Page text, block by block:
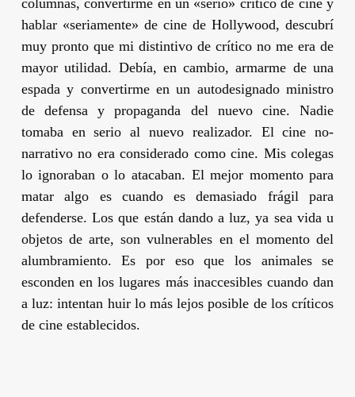
hablar «seriamente» de cine de Hollywood, descubrí
muy pronto que mi distintivo de crítico no me era de
mayor utilidad. Debía, en cambio, armarme de una
espada y convertirme en un autodesignado ministro
de defensa y propaganda del nuevo cine. Nadie
tomaba en serio al nuevo realizador. El cine no-
narrativo no era considerado como cine. Mis colegas
lo ignoraban o lo atacaban. El mejor momento para
matar algo es cuando es demasiado frágil para
defenderse. Los que están dando a luz, ya sea vida u
objetos de arte, son vulnerables en el momento del
alumbramiento. Es por eso que los animales se
esconden en los lugares más inaccesibles cuando dan
a luz: intentan huir lo más lejos posible de los críticos
de cine establecidos.